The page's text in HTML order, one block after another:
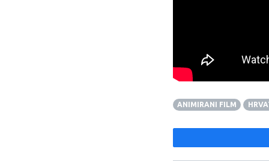
će zajedno sa
stereotipa koji nam
ANIMIRANI FILM